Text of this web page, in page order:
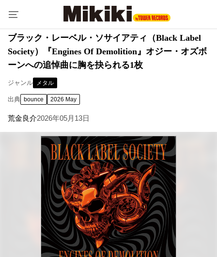
ブラック・レーベル・ソサイアティ（Black Label
Society）『Engines Of Demolition』オジー・オズボ
ーンへの追悼曲に胸を抉られる1枚
ジャンル メタル
出典 bounce 2026 May
荒金良介2026年05月13日